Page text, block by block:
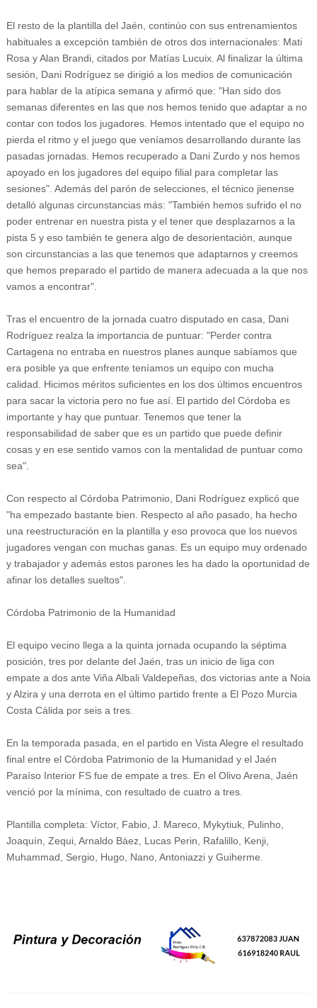
El resto de la plantilla del Jaén, continúo con sus entrenamientos
habituales a excepción también de otros dos internacionales: Mati
Rosa y Alan Brandi, citados por Matías Lucuix. Al finalizar la última
sesión, Dani Rodríguez se dirigió a los medios de comunicación
para hablar de la atípica semana y afirmó que: "Han sido dos
semanas diferentes en las que nos hemos tenido que adaptar a no
contar con todos los jugadores. Hemos intentado que el equipo no
pierda el ritmo y el juego que veníamos desarrollando durante las
pasadas jornadas. Hemos recuperado a Dani Zurdo y nos hemos
apoyado en los jugadores del equipo filial para completar las
sesiones". Además del parón de selecciones, el técnico jienense
detalló algunas circunstancias más: "También hemos sufrido el no
poder entrenar en nuestra pista y el tener que desplazarnos a la
pista 5 y eso también te genera algo de desorientación, aunque
son circunstancias a las que tenemos que adaptarnos y creemos
que hemos preparado el partido de manera adecuada a la que nos
vamos a encontrar".
Tras el encuentro de la jornada cuatro disputado en casa, Dani
Rodríguez realza la importancia de puntuar: "Perder contra
Cartagena no entraba en nuestros planes aunque sabíamos que
era posible ya que enfrente teníamos un equipo con mucha
calidad. Hicimos méritos suficientes en los dos últimos encuentros
para sacar la victoria pero no fue así. El partido del Córdoba es
importante y hay que puntuar. Tenemos que tener la
responsabilidad de saber que es un partido que puede definir
cosas y en ese sentido vamos con la mentalidad de puntuar como
sea".
Con respecto al Córdoba Patrimonio, Dani Rodríguez explicó que
"ha empezado bastante bien. Respecto al año pasado, ha hecho
una reestructuración en la plantilla y eso provoca que los nuevos
jugadores vengan con muchas ganas. Es un equipo muy ordenado
y trabajador y además estos parones les ha dado la oportunidad de
afinar los detalles sueltos".
Córdoba Patrimonio de la Humanidad
El equipo vecino llega a la quinta jornada ocupando la séptima
posición, tres por delante del Jaén, tras un inicio de liga con
empate a dos ante Viña Albali Valdepeñas, dos victorias ante a Noia
y Alzira y una derrota en el último partido frente a El Pozo Murcia
Costa Cálida por seis a tres.
En la temporada pasada, en el partido en Vista Alegre el resultado
final entre el Córdoba Patrimonio de la Humanidad y el Jaén
Paraíso Interior FS fue de empate a tres. En el Olivo Arena, Jaén
venció por la mínima, con resultado de cuatro a tres.
Plantilla completa: Víctor, Fabio, J. Mareco, Mykytiuk, Pulinho,
Joaquín, Zequi, Arnaldo Báez, Lucas Perin, Rafalillo, Kenji,
Muhammad, Sergio, Hugo, Nano, Antoniazzi y Guiherme.